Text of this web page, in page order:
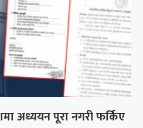
अध्ययन पूरा नगरी फर्किए